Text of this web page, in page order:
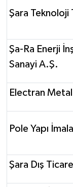
Şara Teknoloji
Şa-Ra Enerji
Sanayi A.Ş.
Electran
Pole Yapı
Şara Dış